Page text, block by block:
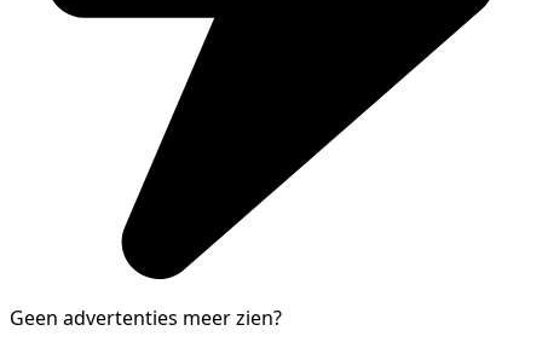
Geen advertenties meer zien?